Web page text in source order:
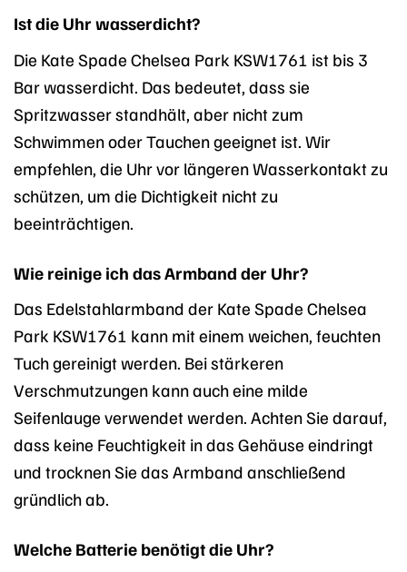
Ist die Uhr wasserdicht?
Die Kate Spade Chelsea Park KSW1761 ist bis 3
Bar wasserdicht. Das bedeutet, dass sie
Spritzwasser standhält, aber nicht zum
Schwimmen oder Tauchen geeignet ist. Wir
empfehlen, die Uhr vor längeren Wasserkontakt zu
schützen, um die Dichtigkeit nicht zu
beeinträchtigen.
Wie reinige ich das Armband der Uhr?
Das Edelstahlarmband der Kate Spade Chelsea
Park KSW1761 kann mit einem weichen, feuchten
Tuch gereinigt werden. Bei stärkeren
Verschmutzungen kann auch eine milde
Seifenlauge verwendet werden. Achten Sie darauf,
dass keine Feuchtigkeit in das Gehäuse eindringt
und trocknen Sie das Armband anschließend
gründlich ab.
Welche Batterie benötigt die Uhr?